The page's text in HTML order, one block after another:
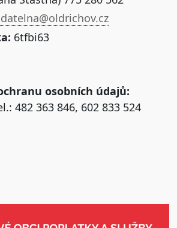
6tfbi63
osobních údajů:
482 363 846, 602 833 524